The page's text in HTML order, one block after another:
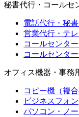
秘書代行・コールセ
電話代行・秘
営業代行・テ
コールセンタ
コールセンタ
オフィス機器・事務
コピー機（複合
ビジネスフォン
パソコン・ノ